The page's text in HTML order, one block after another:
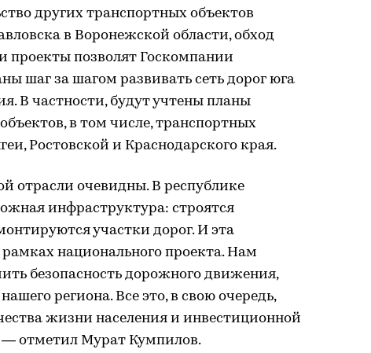
других транспортных объектов
в Воронежской области, обход
проекты позволят Госкомпании
шаг за шагом развивать сеть дорог юга
В частности, будут учтены планы
в том числе, транспортных
Ростовской и Краснодарского края.
отрасли очевидны. В республике
инфраструктура: строятся
участки дорог. И эта
национального проекта. Нам
безопасность дорожного движения,
региона. Все это, в свою очередь,
жизни населения и инвестиционной
— отметил Мурат Кумпилов.